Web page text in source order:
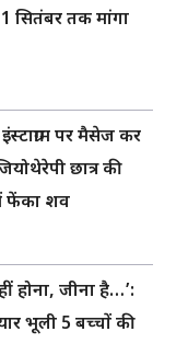
1 सितंबर तक मांगा
पर मैसेज कर
छात्र की
फेंका शव
होना, जीना है…’:
भूली 5 बच्चों की